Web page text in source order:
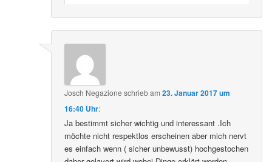
Josch Negazione schriebam23. Januar 2017 um
16:40 Uhr:
Ja bestimmt sicher wichtig und interessant .Ich
möchte nicht respektlos erscheinen aber mich nervt
es einfach wenn ( sicher unbewusst) hochgestochen